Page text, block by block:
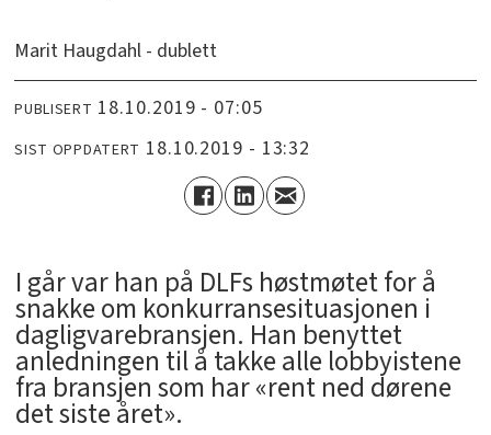
Marit Haugdahl - dublett
PUBLISERT 18.10.2019 - 07:05
SIST OPPDATERT 18.10.2019 - 13:32
I går var han på DLFs høstmøtet for å
snakke om konkurransesituasjonen i
dagligvarebransjen. Han benyttet
anledningen til å takke alle lobbyistene
fra bransjen som har «rent ned dørene
det siste året».